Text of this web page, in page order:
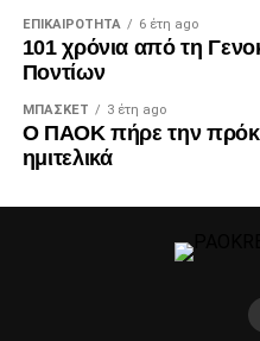
ΕΠΙΚΑΙΡΌΤΗΤΑ 6 έτη ago
101 χρόνια από τη
Ποντίων
ΜΠΆΣΚΕΤ 3 έτη ago
Ο ΠΑΟΚ πήρε την
ημιτελικά